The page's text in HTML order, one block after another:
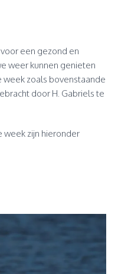
een gezond en
weer kunnen genieten
zoals bovenstaande
door H. Gabriels te
week zijn hieronder